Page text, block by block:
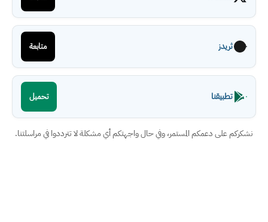
ثريدز متابعة
تطبيقنا تحميل
نشكركم على دعمكم المستمر، وفي حال واجهتكم أي مشكلة لا تترددوا في مراسلتنا.